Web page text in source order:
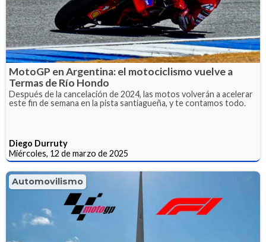
MotoGP en Argentina: el motociclismo vuelve a
Termas de Río Hondo
Después de la cancelación de 2024, las motos volverán a acelerar
este fin de semana en la pista santiagueña, y te contamos todo.
Diego Durruty
Miércoles, 12 de marzo de 2025
Automovilismo